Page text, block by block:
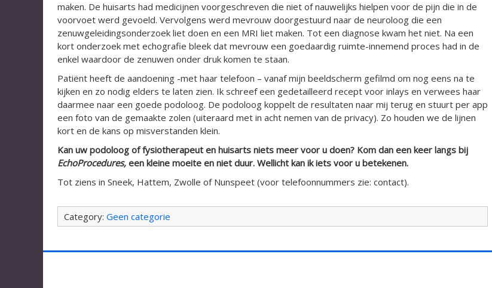
maken. De huisarts had medicijnen voorgeschreven die niet of nauwelijks hielpen voor de pijn die in de
voorvoet werd gevoeld. Vervolgens werd mevrouw doorgestuurd naar de neuroloog die een
zenuwgeleidingsonderzoek liet doen en een MRI liet maken. Tot een diagnose kwam het niet. Na een
kort onderzoek met echografie bleek dat mevrouw een goedaardig ruimte-innemend proces had in de
enkel waardoor de zenuwen onder druk komen te staan.
Patiënt heeft de aandoening -met haar telefoon – vanaf mijn beeldscherm gefilmd om nog eens na te
kijken en zo nodig elders te laten zien. Ik schreef een gedetailleerd recept voor inlays en verwees haar
daarmee naar een goede podoloog. De podoloog koppelt de resultaten naar mij terug en stuurt per app
een foto van de gemaakte zolen (uiteraard met in acht nemen van de privacy). Zo houden we de lijnen
kort en de kans op misverstanden klein.
Kan uw podoloog of fysiotherapeut en huisarts niets meer voor u doen? Kom dan een keer langs bij
EchoProcedures, een kleine moeite en niet duur. Wellicht kan ik iets voor u betekenen.
Tot ziens in Sneek, Hattem, Zwolle of Nunspeet (voor telefoonnummers zie: contact).
Category: Geen categorie